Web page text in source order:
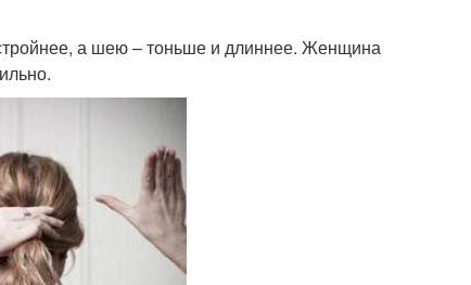
а шею – тоньше и длиннее. Женщина